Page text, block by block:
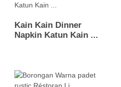
Kain Kain Dinner
Napkin Katun Kain ...